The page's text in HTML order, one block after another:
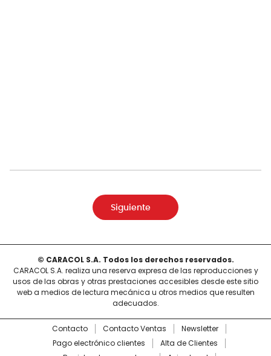
Siguiente
© CARACOL S.A. Todos los derechos reservados.
CARACOL S.A. realiza una reserva expresa de las reproducciones y
usos de las obras y otras prestaciones accesibles desde este sitio
web a medios de lectura mecánica u otros medios que resulten
adecuados.
Contacto Contacto Ventas
Newsletter
Pago electrónico clientes
Alta de Clientes